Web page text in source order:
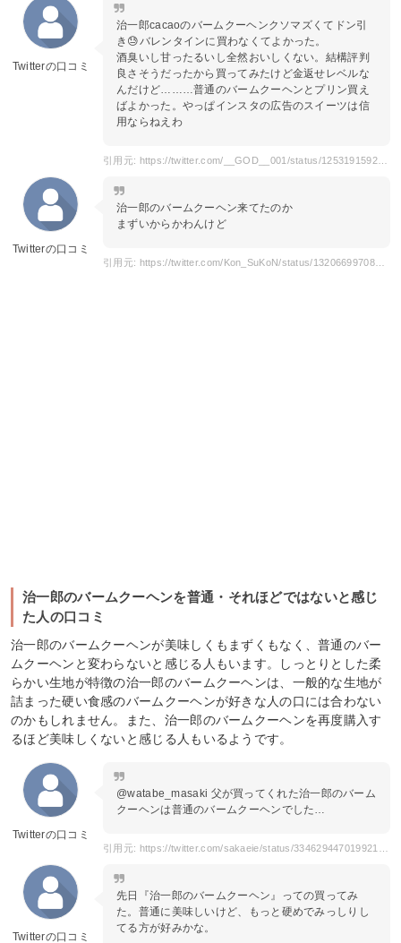
Twitterの口コミ
治一郎cacaoのバームクーヘンクソマズくてドン引
き😓バレンタインに買わなくてよかった。
酒臭いし甘ったるいし全然おいしくない。結構評判
良さそうだったから買ってみたけど金返せレベルな
んだけど………普通のバームクーヘンとプリン買え
ばよかった。やっぱインスタの広告のスイーツは信
用ならねえわ
引用元: https://twitter.com/__GOD__001/status/1253191592749314048?s=20
Twitterの口コミ
治一郎のバームクーヘン来てたのか
まずいからかわんけど
引用元: https://twitter.com/Kon_SuKoN/status/1320669970854940672
治一郎のバームクーヘンを普通・それほどではないと感じ
た人の口コミ
治一郎のバームクーヘンが美味しくもまずくもなく、普通のバー
ムクーヘンと変わらないと感じる人もいます。しっとりとした柔
らかい生地が特徴の治一郎のバームクーヘンは、一般的な生地が
詰まった硬い食感のバームクーヘンが好きな人の口には合わない
のかもしれません。また、治一郎のバームクーヘンを再度購入す
るほど美味しくないと感じる人もいるようです。
Twitterの口コミ
@watabe_masaki 父が買ってくれた治一郎のバーム
クーヘンは普通のバームクーヘンでした…
Twitterの口コミ
先日『治一郎のバームクーヘン』っての買ってみ
た。普通に美味しいけど、もっと硬めでみっしりし
てる方が好みかな。